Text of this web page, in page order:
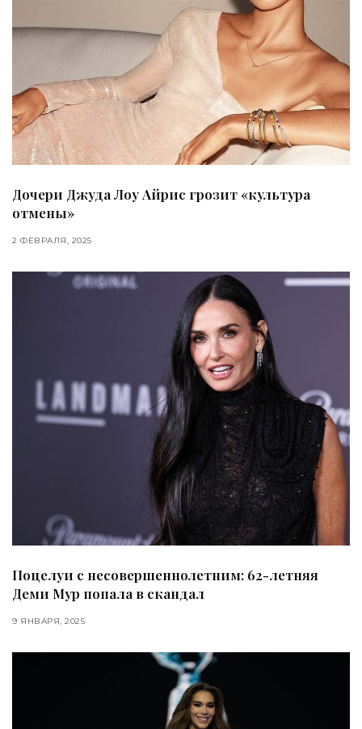
Дочери Джуда Лоу Айрис грозит «культура
отмены»
2 ФЕВРАЛЯ, 2025
Поцелуи с несовершеннолетним: 62-летняя
Деми Мур попала в скандал
9 ЯНВАРЯ, 2025